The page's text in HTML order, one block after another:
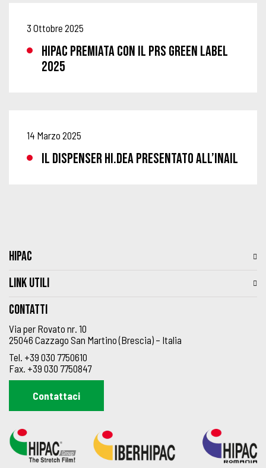
3 Ottobre 2025
HIPAC PREMIATA CON IL PRS GREEN LABEL
2025
14 Marzo 2025
IL DISPENSER HI.DEA PRESENTATO ALL’INAIL
HIPAC
LINK UTILI
Contatti
Via per Rovato nr. 10
25046 Cazzago San Martino (Brescia) – Italia
Tel. +39 030 7750610
Fax. +39 030 7750847
Contattaci